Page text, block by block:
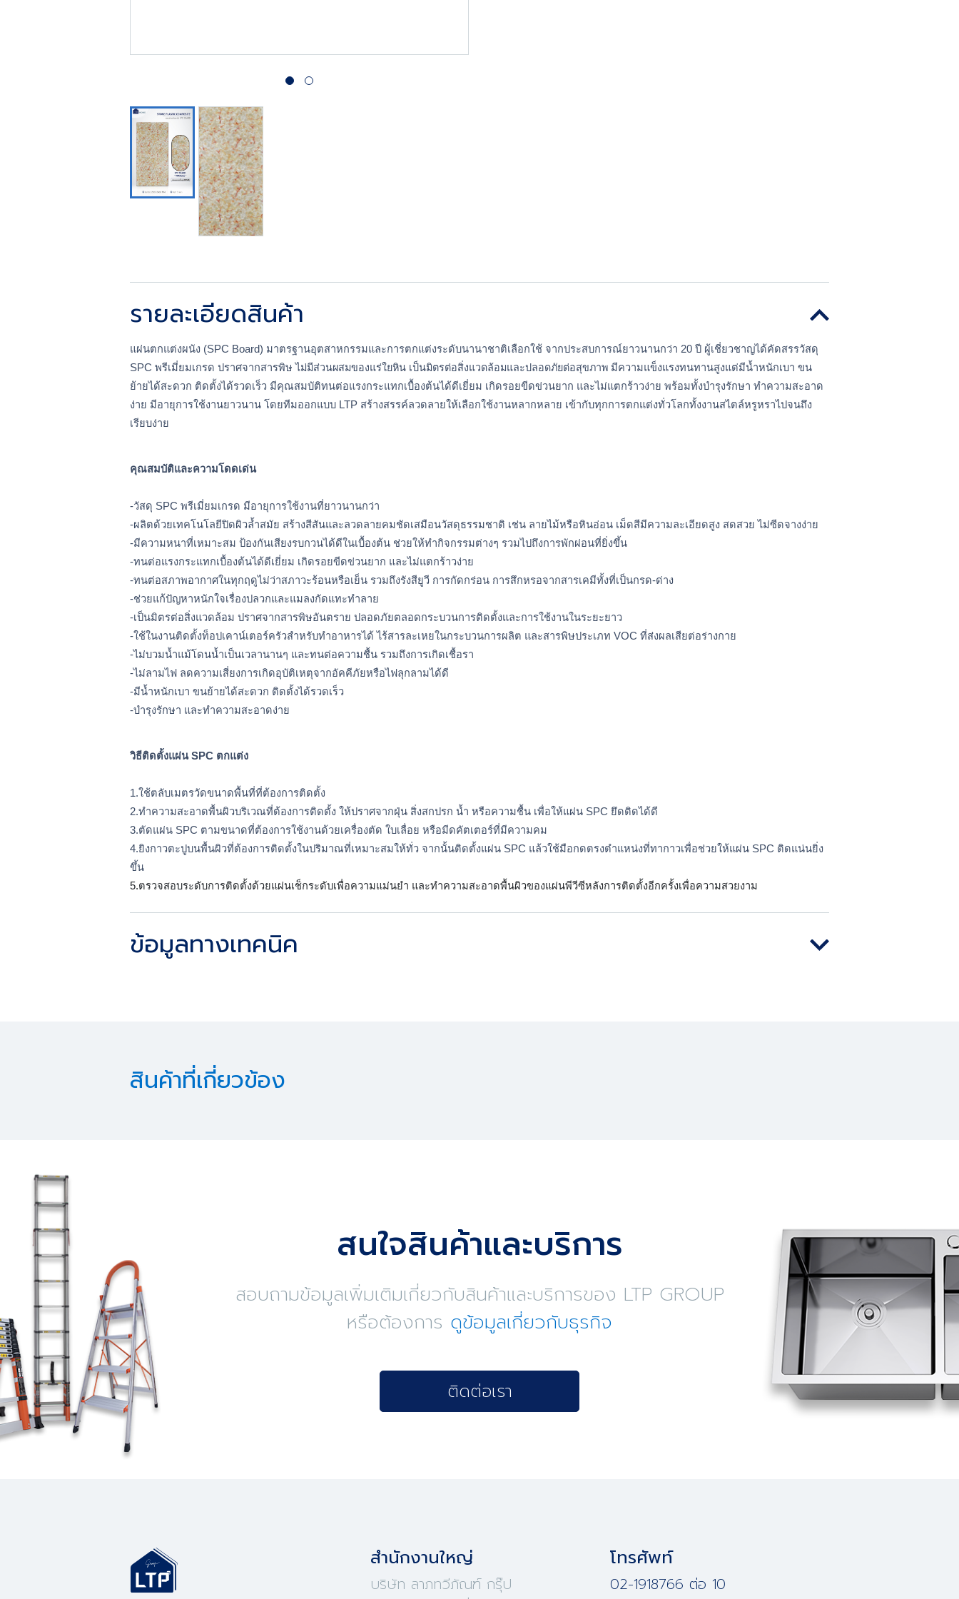
รายละเอียดสินค้า
แผ่นตกแต่งผนัง (SPC Board) มาตรฐานอุตสาหกรรมและการตกแต่งระดับนานาชาติเลือกใช้ จากประสบการณ์ยาวนานกว่า 20 ปี ผู้เชี่ยวชาญได้คัดสรรวัสดุ
SPC พรีเมี่ยมเกรด ปราศจากสารพิษ ไม่มีส่วนผสมของแร่ใยหิน เป็นมิตรต่อสิ่งแวดล้อมและปลอดภัยต่อสุขภาพ มีความแข็งแรงทนทานสูงแต่มีน้ำหนักเบา ขน
ย้ายได้สะดวก ติดตั้งได้รวดเร็ว มีคุณสมบัติทนต่อแรงกระแทกเบื้องต้นได้ดีเยี่ยม เกิดรอยขีดข่วนยาก และไม่แตกร้าวง่าย พร้อมทั้งบำรุงรักษา ทำความสะอาด
ง่าย มีอายุการใช้งานยาวนาน โดยทีมออกแบบ LTP สร้างสรรค์ลวดลายให้เลือกใช้งานหลากหลาย เข้ากับทุกการตกแต่งทั่วโลกทั้งงานสไตล์หรูหราไปจนถึง
เรียบง่าย
คุณสมบัติและความโดดเด่น
-วัสดุ SPC พรีเมี่ยมเกรด มีอายุการใช้งานที่ยาวนานกว่า
-ผลิตด้วยเทคโนโลยีปิดผิวล้ำสมัย สร้างสีสันและลวดลายคมชัดเสมือนวัสดุธรรมชาติ เช่น ลายไม้หรือหินอ่อน เม็ดสีมีความละเอียดสูง สดสวย ไม่ซีดจางง่าย
-มีความหนาที่เหมาะสม ป้องกันเสียงรบกวนได้ดีในเบื้องต้น ช่วยให้ทำกิจกรรมต่างๆ รวมไปถึงการพักผ่อนที่ยิ่งขึ้น
-ทนต่อแรงกระแทกเบื้องต้นได้ดีเยี่ยม เกิดรอยขีดข่วนยาก และไม่แตกร้าวง่าย
-ทนต่อสภาพอากาศในทุกฤดูไม่ว่าสภาวะร้อนหรือเย็น รวมถึงรังสียูวี การกัดกร่อน การสึกหรอจากสารเคมีทั้งที่เป็นกรด-ด่าง
-ช่วยแก้ปัญหาหนักใจเรื่องปลวกและแมลงกัดแทะทำลาย
-เป็นมิตรต่อสิ่งแวดล้อม ปราศจากสารพิษอันตราย ปลอดภัยตลอดกระบวนการติดตั้งและการใช้งานในระยะยาว
-ใช้ในงานติดตั้งท็อปเคาน์เตอร์ครัวสำหรับทำอาหารได้ ไร้สารละเหยในกระบวนการผลิต และสารพิษประเภท VOC ที่ส่งผลเสียต่อร่างกาย
-ไม่บวมน้ำแม้โดนน้ำเป็นเวลานานๆ และทนต่อความชื้น รวมถึงการเกิดเชื้อรา
-ไม่ลามไฟ ลดความเสี่ยงการเกิดอุบัติเหตุจากอัคคีภัยหรือไฟลุกลามได้ดี
-มีน้ำหนักเบา ขนย้ายได้สะดวก ติดตั้งได้รวดเร็ว
-บำรุงรักษา และทำความสะอาดง่าย
วิธีติดตั้งแผ่น SPC ตกแต่ง
1.ใช้ตลับเมตรวัดขนาดพื้นที่ที่ต้องการติดตั้ง
2.ทำความสะอาดพื้นผิวบริเวณที่ต้องการติดตั้ง ให้ปราศจากฝุ่น สิ่งสกปรก น้ำ หรือความชื้น เพื่อให้แผ่น SPC ยึดติดได้ดี
3.ตัดแผ่น SPC ตามขนาดที่ต้องการใช้งานด้วยเครื่องตัด ใบเลื่อย หรือมีดคัตเตอร์ที่มีความคม
4.ยิงกาวตะปูบนพื้นผิวที่ต้องการติดตั้งในปริมาณที่เหมาะสมให้ทั่ว จากนั้นติดตั้งแผ่น SPC แล้วใช้มือกดตรงตำแหน่งที่ทากาวเพื่อช่วยให้แผ่น SPC ติดแน่นยิ่ง
ขึ้น
5.ตรวจสอบระดับการติดตั้งด้วยแผ่นเช็กระดับเพื่อความแม่นยำ และทำความสะอาดพื้นผิวของแผ่นพีวีซีหลังการติดตั้งอีกครั้งเพื่อความสวยงาม
ข้อมูลทางเทคนิค
สินค้าที่เกี่ยวข้อง
สนใจสินค้าและบริการ
สอบถามข้อมูลเพิ่มเติมเกี่ยวกับสินค้าและบริการของ LTP GROUP
หรือต้องการ ดูข้อมูลเกี่ยวกับธุรกิจ
ติดต่อเรา
สำนักงานใหญ่
บริษัท ลาภทวีภัณฑ์ กรุ๊ป
โทรศัพท์
02-1918766 ต่อ 10